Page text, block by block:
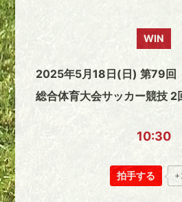
WIN
2025年5月18日(日) 第79
総合体育大会サッカー競技 2
10:30
拍手する